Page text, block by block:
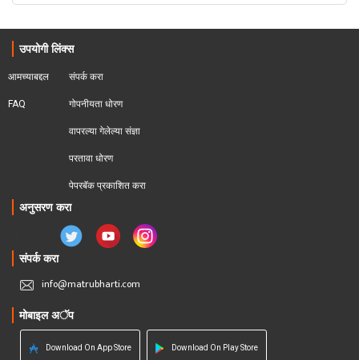
उपयोगी लिंक्स
आमच्याबद्दल
FAQ
संपर्क करा
गोपनीयता धोरण
वापरल्या गेलेल्या संज्ञा
परतावा धोरण
पेपरबॅक प्रकाशित करा
अनुसरण करा
संपर्क करा
info@matrubharti.com
मोबाइल अॅप
Download On App Store Download On Play Store